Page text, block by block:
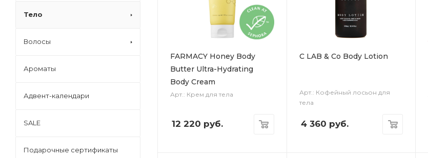
FARMACY Honey Body
Butter Ultra-Hydrating
Body Cream
Арт.: Крем для тела
12 220 руб.
C LAB & Co Body Lotion
Арт.: Кофейный лосьон для
тела
4 360 руб.
Тело
Волосы
Ароматы
Адвент-календари
SALE
Подарочные сертификаты